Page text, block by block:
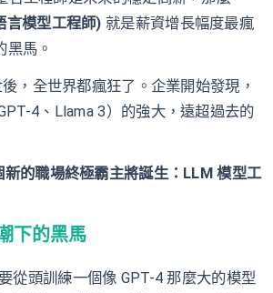
言模型工程師) 就是薪資增長幅度最瘋
黑馬。
，全世界都瘋狂了。企業開始發現，
4、Llama 3）的強大，遠超過去的
的職場終極霸主將誕生：LLM 模型工
下的黑馬
從頭訓練一個像 GPT-4 那麼大的模型